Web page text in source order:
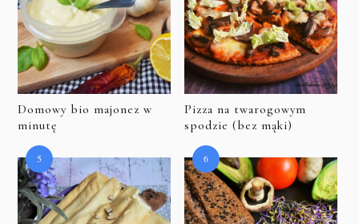
Domowy bio majonez w
minutę
Pizza na twarogowym
spodzie (bez mąki)